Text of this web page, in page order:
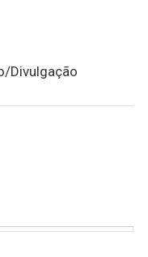
Divulgação